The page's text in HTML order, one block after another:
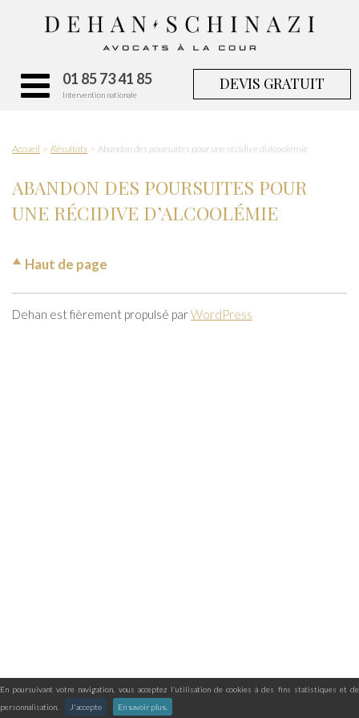
En poursuivant votre navigation, vous acceptez l'utilisation de cookies à des fins statistiques et de
personnalisation.
J'accepte En savoir plus.
01 85 73 41 85
Intervention nationale
DEVIS GRATUIT
Accueil Résultats Abandon des poursuites pour une récidive d’alcoolémie
ABANDON DES POURSUITES POUR
UNE RÉCIDIVE D’ALCOOLÉMIE
Haut de page
Dehan est fièrement propulsé parWordPress